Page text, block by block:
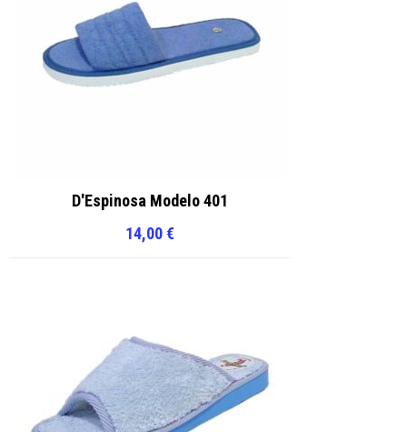
D'Espinosa Modelo 401
14,00€